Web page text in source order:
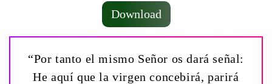
Download
“Por tanto el mismo Señor os dará señal:
He aquí que la virgen concebirá, parirá